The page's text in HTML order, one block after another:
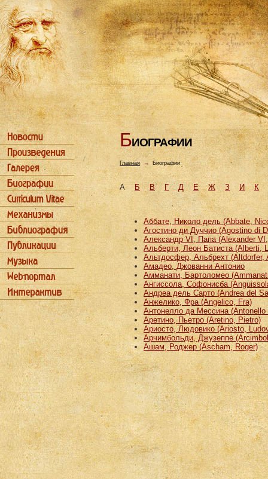
БИОГРАФИИ
Главная→ Биографии
АБ В Г Д Е Ж З И К
Аббате, Николо дель (Abbate,
Агостино ди Дуччио (Agostino di
Александр VI, Папа (Alexander
Альберти, Леон Батиста (Alberti,
Альтдосфер, Альбрехт (Altdorfer,
Амадео, Джованни Антонио
Амманати, Бартоломео
Ангиссола, Софонисба
Андреа дель Сарто (Andrea del
Анжелико, Фра (Angelico, Fra)
Антонелло да Мессина (Antonello
Аретино, Пьетро (Aretino, Pietro)
Ариосто, Людовико (Ariosto,
Арчимбольди, Джузеппе
Ашам, Роджер (Ascham, Roger)